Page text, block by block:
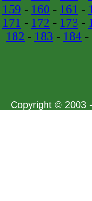
159 - 160 - 161 -
171 - 172 - 173 -
182 - 183 - 184 -
Copyright © 2003